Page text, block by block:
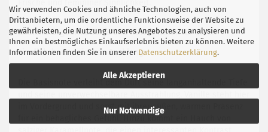
Wir verwenden Cookies und ähnliche Technologien, auch von
Drittanbietern, um die ordentliche Funktionsweise der Website zu
gewährleisten, die Nutzung unseres Angebotes zu analysieren und
Ihnen ein bestmögliches Einkaufserlebnis bieten zu können. Weitere
Informationen finden Sie in unserer Datenschutzerklärung.
Alle Akzeptieren
Nur Notwendige
Basisnote: gourmandige und warme Noten für einen
sinnlich-harmonischen Ausklang
Die Basisnote verleiht dem Duft seine langanhaltende Tiefe
im Vordergrund und sorgt mit ihrer süßen, warmen Präsenz
für ein behagliches Gefühl. Hinzu kommt ein Hauch von